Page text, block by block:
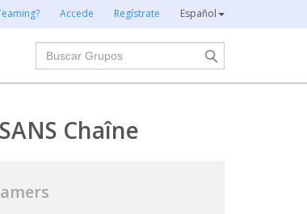
Accede Regístrate Español
Buscar
Chaîne